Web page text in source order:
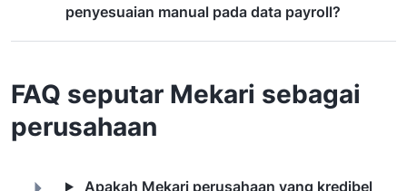
penyesuaian manual pada data payroll?
FAQ seputar Mekari sebagai
perusahaan
Apakah Mekari perusahaan yang kredibel